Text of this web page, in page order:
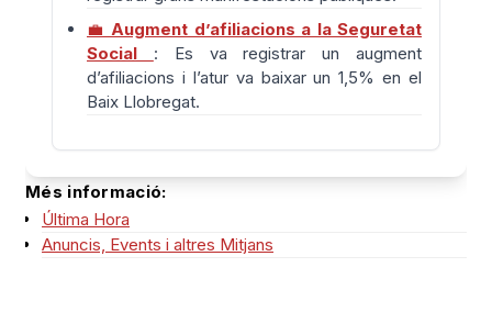
💼 Augment d’afiliacions a la Seguretat
Social
: Es va registrar un augment
d’afiliacions i l’atur va baixar un 1,5% en el
Baix Llobregat.
Més informació:
Última Hora
Anuncis, Events i altres Mitjans